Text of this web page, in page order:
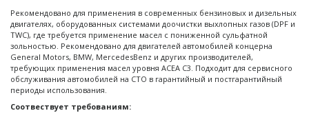
Рекомендовано для применения в современных бензиновых и дизельных
двигателях, оборудованных системами доочистки выхлопных газов (DPF и
TWC), где требуется применение масел с пониженной сульфатной
зольностью. Рекомендовано для двигателей автомобилей концерна
General Motors, BMW, MercedesBenz и других производителей,
требующих применения масел уровня ACEA C3. Подходит для сервисного
обслуживания автомобилей на СТО в гарантийный и постгарантийный
периоды использования.
Соотвествует требованиям: